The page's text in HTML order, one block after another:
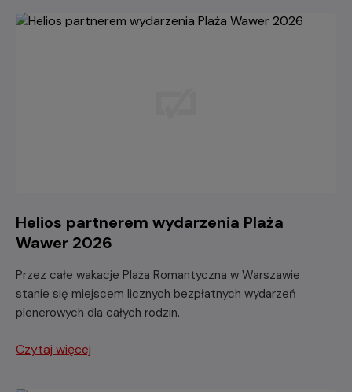
Helios partnerem wydarzenia Plaża
Wawer 2026
Przez całe wakacje Plaża Romantyczna w Warszawie
stanie się miejscem licznych bezpłatnych wydarzeń
plenerowych dla całych rodzin.
Czytaj więcej